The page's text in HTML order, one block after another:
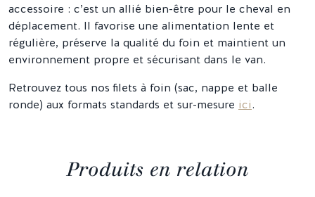
accessoire : c’est un allié bien-être pour le cheval en
déplacement. Il favorise une alimentation lente et
régulière, préserve la qualité du foin et maintient un
environnement propre et sécurisant dans le van.
Retrouvez tous nos filets à foin (sac, nappe et balle
ronde) aux formats standards et sur-mesure ici.
Produits en relation